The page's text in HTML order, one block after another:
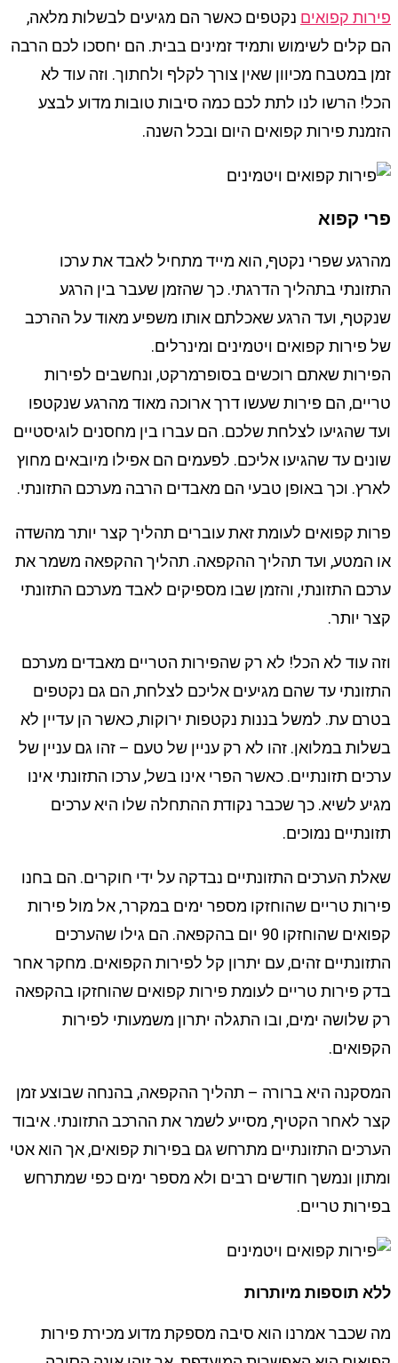
פירות קפואיםנקטפים כאשר הם מגיעים לבשלות מלאה,
הם קלים לשימוש ותמיד זמינים בבית. הם יחסכו לכם הרבה
זמן במטבח מכיוון שאין צורך לקלף ולחתוך. וזה עוד לא
הכל! הרשו לנו לתת לכם כמה סיבות טובות מדוע לבצע
הזמנת פירות קפואים היום ובכל השנה.
פרי קפוא
מהרגע שפרי נקטף, הוא מייד מתחיל לאבד את ערכו
התזונתי בתהליך הדרגתי. כך שהזמן שעבר בין הרגע
שנקטף, ועד הרגע שאכלתם אותו משפיע מאוד על ההרכב
של פירות קפואים ויטמינים ומינרלים.
הפירות שאתם רוכשים בסופרמרקט, ונחשבים לפירות
טריים, הם פירות שעשו דרך ארוכה מאוד מהרגע שנקטפו
ועד שהגיעו לצלחת שלכם. הם עברו בין מחסנים לוגיסטיים
שונים עד שהגיעו אליכם. לפעמים הם אפילו מיובאים מחוץ
לארץ. וכך באופן טבעי הם מאבדים הרבה מערכם התזונתי.
פרות קפואים לעומת זאת עוברים תהליך קצר יותר מהשדה
או המטע, ועד תהליך ההקפאה. תהליך ההקפאה משמר את
ערכם התזונתי, והזמן שבו מספיקים לאבד מערכם התזונתי
קצר יותר.
וזה עוד לא הכל! לא רק שהפירות הטריים מאבדים מערכם
התזונתי עד שהם מגיעים אליכם לצלחת, הם גם נקטפים
בטרם עת. למשל בננות נקטפות ירוקות, כאשר הן עדיין לא
בשלות במלואן. זהו לא רק עניין של טעם – זהו גם עניין של
ערכים תזונתיים. כאשר הפרי אינו בשל, ערכו התזונתי אינו
מגיע לשיא. כך שכבר נקודת ההתחלה שלו היא ערכים
תזונתיים נמוכים.
שאלת הערכים התזונתיים נבדקה על ידי חוקרים. הם בחנו
פירות טריים שהוחזקו מספר ימים במקרר, אל מול פירות
קפואים שהוחזקו 90 יום בהקפאה. הם גילו שהערכים
התזונתיים זהים, עם יתרון קל לפירות הקפואים. מחקר אחר
בדק פירות טריים לעומת פירות קפואים שהוחזקו בהקפאה
רק שלושה ימים, ובו התגלה יתרון משמעותי לפירות
הקפואים.
המסקנה היא ברורה – תהליך ההקפאה, בהנחה שבוצע זמן
קצר לאחר הקטיף, מסייע לשמר את ההרכב התזונתי. איבוד
הערכים התזונתיים מתרחש גם בפירות קפואים, אך הוא אטי
ומתון ונמשך חודשים רבים ולא מספר ימים כפי שמתרחש
בפירות טריים.
ללא תוספות מיותרות
מה שכבר אמרנו הוא סיבה מספקת מדוע מכירת פירות